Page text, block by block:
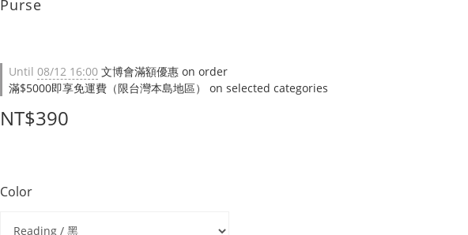
Purse
Until 08/12 16:00 文博會滿額優惠 on order
滿$5000即享免運費（限台灣本島地區） on selected categories
NT$390
Color